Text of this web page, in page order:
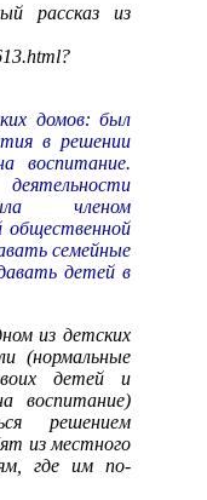
рассказ из
домов: был
в решении
воспитание.
членом
общественной
семейные
детей в
из детских
(нормальные
детей и
воспитание)
решением
из местного
где им по-